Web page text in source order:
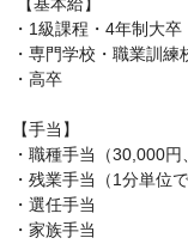
・1級課程・4年制大
・専門学校・職業訓
・高卒　　　　　　
【手当】
・職種手当（30,000
・残業手当（1分単位
・選任手当
・家族手当